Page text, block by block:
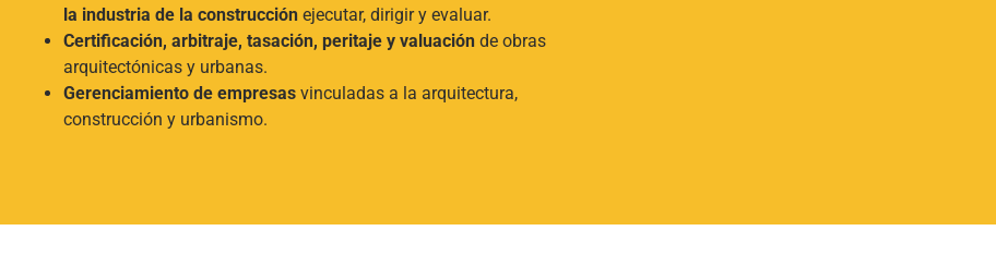
la industria de la construcción ejecutar, dirigir y evaluar.
Certificación, arbitraje, tasación, peritaje y valuación de obras
arquitectónicas y urbanas.
Gerenciamiento de empresas vinculadas a la arquitectura,
construcción y urbanismo.